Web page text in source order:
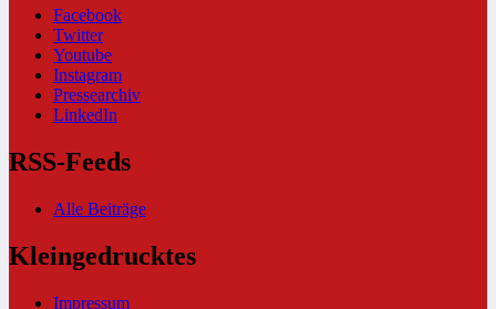
Facebook
Twitter
Youtube
Instagram
Pressearchiv
LinkedIn
RSS-Feeds
Alle Beiträge
Kleingedrucktes
Impressum